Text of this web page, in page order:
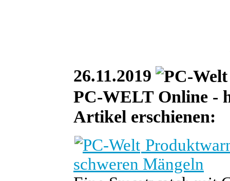
26.11.2019
PC-WELT Online -
Artikel erschienen:
schweren Mängeln